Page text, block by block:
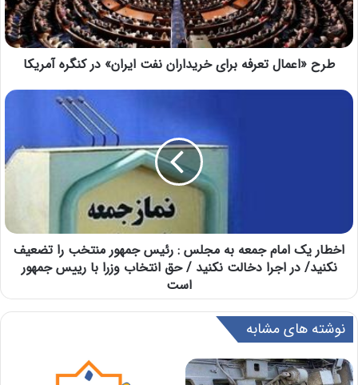
طرح «اعمال تعرفه برای خریداران نفت ایران» در کنگره آمریکا
اخطار یک امام جمعه به مجلس : رئیس جمهور منتخب را تضعیف
نکنید/ در اجرا دخالت نکنید / حق انتخاب وزرا با رییس جمهور
است
نوشته های مشابه